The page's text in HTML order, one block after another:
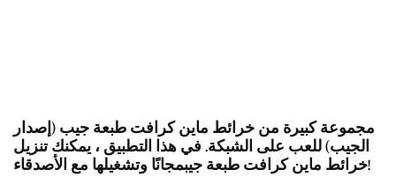
مجموعة كبيرة من خرائط ماين كرافت طبعة جيب (إصدار
الجيب) للعب على الشبكة. في هذا التطبيق ، يمكنك تنزيل
خرائط ماين كرافت طبعة جيبمجانًا وتشغيلها مع الأصدقاء!